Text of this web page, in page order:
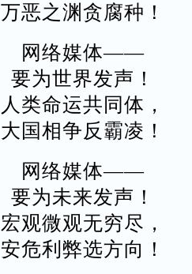
万恶之渊贪腐种！
网络媒体——
要为世界发声！
人类命运共同体，
大国相争反霸凌！
网络媒体——
要为未来发声！
宏观微观无穷尽，
安危利弊选方向！